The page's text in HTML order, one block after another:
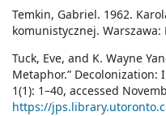
Temkin, Gabriel. 1962.
komunistycznej. Warszawa:
Tuck, Eve, and K. Wayne
Metaphor.” Decolonization:
1(1): 1–40, accessed
https://